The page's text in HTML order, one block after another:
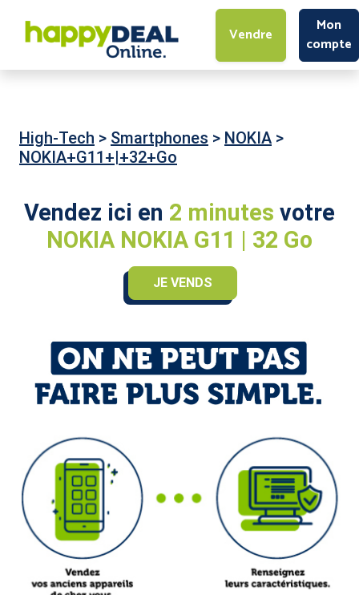
Vendre
Mon
compte
High-Tech > Smartphones > NOKIA >
NOKIA+G11+|+32+Go
Vendez ici en 2 minutes votre
NOKIA NOKIA G11 | 32 Go
JE VENDS